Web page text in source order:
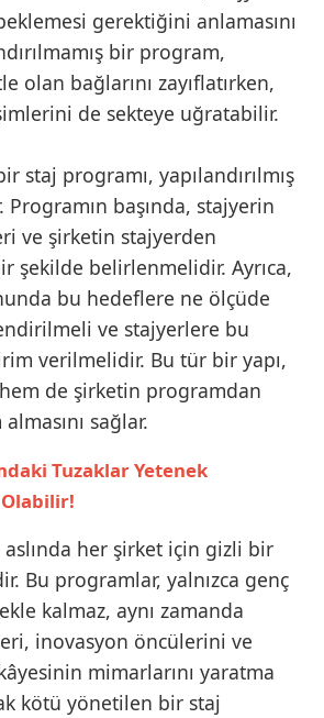
gerektiğini anlamasını
bir program,
olan bağlarını zayıflatırken,
de sekteye uğratabilir.
staj programı, yapılandırılmış
Programın başında, stajyerin
ve şirketin stajyerden
şekilde belirlenmelidir. Ayrıca,
bu hedeflere ne ölçüde
ve stajyerlere bu
verilmelidir. Bu tür bir yapı,
de şirketin programdan
sağlar.
Tuzaklar Yetenek
Olabilir!
her şirket için gizli bir
Bu programlar, yalnızca genç
kalmaz, aynı zamanda
inovasyon öncülerini ve
mimarlarını yaratma
kötü yönetilen bir staj